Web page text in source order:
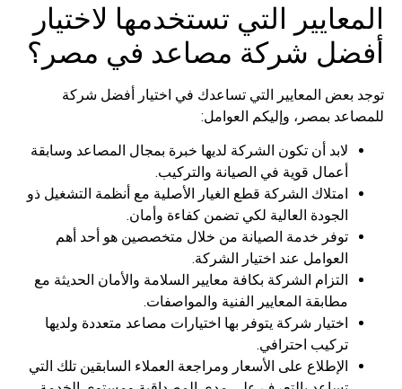
المعايير التي تستخدمها لاختيار
أفضل شركة مصاعد في مصر؟
توجد بعض المعايير التي تساعدك في اختيار أفضل شركة
للمصاعد بمصر، وإليكم العوامل:
لابد أن تكون الشركة لديها خبرة بمجال المصاعد وسابقة
أعمال قوية في الصيانة والتركيب.
امتلاك الشركة قطع الغيار الأصلية مع أنظمة التشغيل ذو
الجودة العالية لكي تضمن كفاءة وأمان.
توفر خدمة الصيانة من خلال متخصصين هو أحد أهم
العوامل عند اختيار الشركة.
التزام الشركة بكافة معايير السلامة والأمان الحديثة مع
مطابقة المعايير الفنية والمواصفات.
اختيار شركة يتوفر بها اختيارات مصاعد متعددة ولديها
تركيب احترافي.
الإطلاع على الأسعار ومراجعة العملاء السابقين تلك التي